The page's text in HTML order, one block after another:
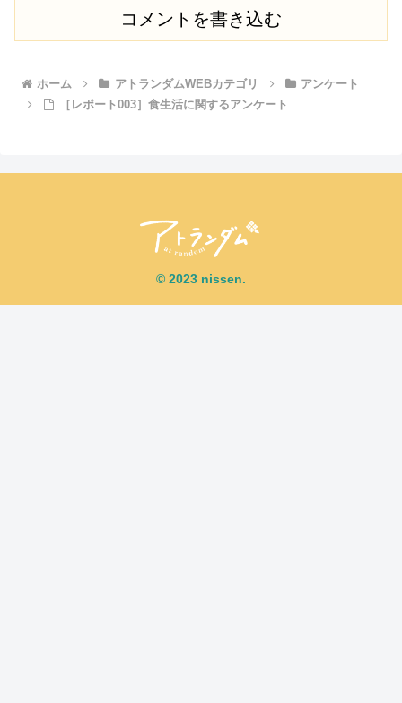
コメントを書き込む
ホーム アトランダムWEBカテゴリ
アンケート
［レポート003］食生活に関するアンケート
© 2023 nissen.